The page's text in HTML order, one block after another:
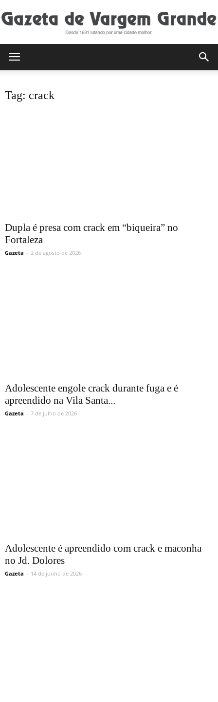
Tag: crack
Dupla é presa com crack em “biqueira” no
Fortaleza
Gazeta - 2 de agosto de 2026
Adolescente engole crack durante fuga e é
apreendido na Vila Santa...
Gazeta - 7 de julho de 2026
Adolescente é apreendido com crack e maconha
no Jd. Dolores
Gazeta - 14 de junho de 2026